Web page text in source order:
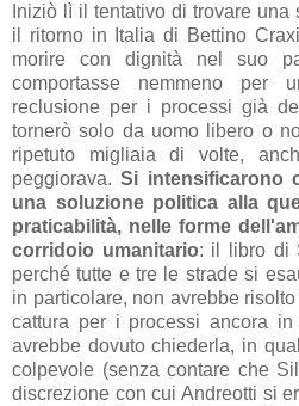
Iniziò lì il tentativo di trovare
il ritorno in Italia di Bettino
morire con dignità nel suo
comportasse nemmeno per
reclusione per i processi già
tornerò solo da uomo libero o
ripetuto migliaia di volte,
peggiorava.Si intensificarono
una soluzione politica alla
praticabilità, nelle forme
corridoio umanitario: il libro di
perché tutte e tre le strade si
in particolare, non avrebbe
cattura per i processi ancora
avrebbe dovuto chiederla, in
colpevole (senza contare che
discrezione con cui Andreotti si